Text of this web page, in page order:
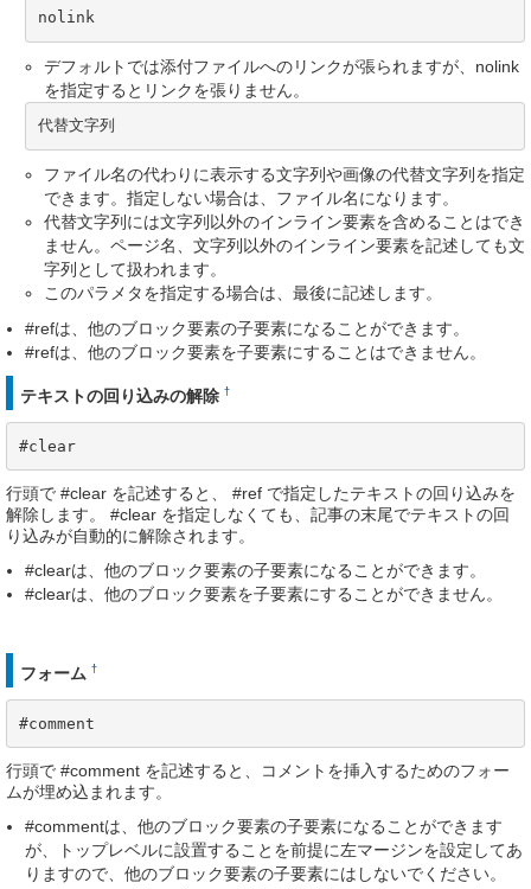
nolink
デフォルトでは添付ファイルへのリンクが張られますが、nolink
を指定するとリンクを張りません。
代替文字列
ファイル名の代わりに表示する文字列や画像の代替文字列を指定
できます。指定しない場合は、ファイル名になります。
代替文字列には文字列以外のインライン要素を含めることはでき
ません。ページ名、文字列以外のインライン要素を記述しても文
字列として扱われます。
このパラメタを指定する場合は、最後に記述します。
#refは、他のブロック要素の子要素になることができます。
#refは、他のブロック要素を子要素にすることはできません。
テキストの回り込みの解除 †
#clear
行頭で #clear を記述すると、 #ref で指定したテキストの回り込みを
解除します。 #clear を指定しなくても、記事の末尾でテキストの回
り込みが自動的に解除されます。
#clearは、他のブロック要素の子要素になることができます。
#clearは、他のブロック要素を子要素にすることができません。
フォーム †
#comment
行頭で #comment を記述すると、コメントを挿入するためのフォー
ムが埋め込まれます。
#commentは、他のブロック要素の子要素になることができます
が、トップレベルに設置することを前提に左マージンを設定してあ
りますので、他のブロック要素の子要素にはしないでください。